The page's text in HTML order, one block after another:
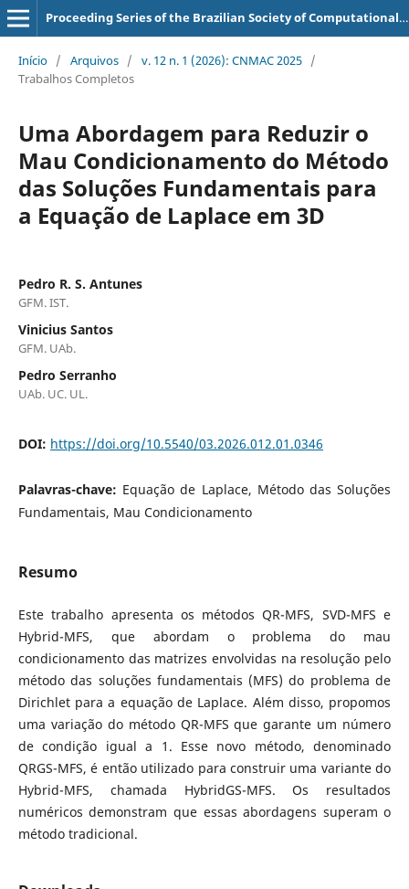
Proceeding Series of the Brazilian Society of Computational and Applied Mathematics
Início / Arquivos / v. 12 n. 1 (2026): CNMAC 2025 /
Trabalhos Completos
Uma Abordagem para Reduzir o
Mau Condicionamento do Método
das Soluções Fundamentais para
a Equação de Laplace em 3D
Pedro R. S. Antunes
GFM. IST.
Vinicius Santos
GFM. UAb.
Pedro Serranho
UAb. UC. UL.
DOI: https://doi.org/10.5540/03.2026.012.01.0346
Palavras-chave: Equação de Laplace, Método das Soluções
Fundamentais, Mau Condicionamento
Resumo
Este trabalho apresenta os métodos QR-MFS, SVD-MFS e
Hybrid-MFS, que abordam o problema do mau
condicionamento das matrizes envolvidas na resolução pelo
método das soluções fundamentais (MFS) do problema de
Dirichlet para a equação de Laplace. Além disso, propomos
uma variação do método QR-MFS que garante um número
de condição igual a 1. Esse novo método, denominado
QRGS-MFS, é então utilizado para construir uma variante do
Hybrid-MFS, chamada HybridGS-MFS. Os resultados
numéricos demonstram que essas abordagens superam o
método tradicional.